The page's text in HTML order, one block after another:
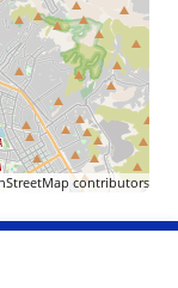
contributors